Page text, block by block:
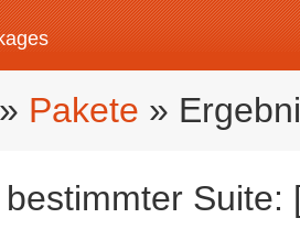
» Pakete »
Suite: